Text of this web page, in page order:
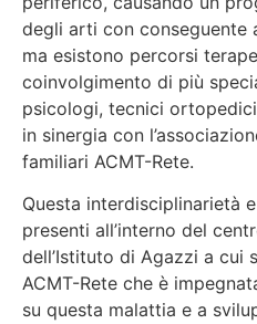
degli arti con conseguente
ma esistono percorsi
coinvolgimento di più
psicologi, tecnici
in sinergia con
familiari ACMT-Rete.
Questa interdisciplinarietà
presenti all’interno del
dell’Istituto di Agazzi a cui
ACMT-Rete che è
su questa malattia e a